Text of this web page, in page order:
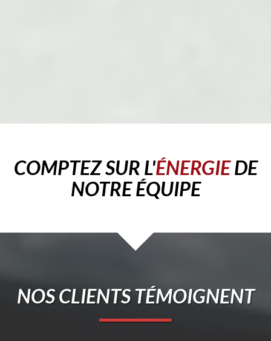
COMPTEZ SUR L'ÉNERGIEDE
NOTRE ÉQUIPE
NOS CLIENTS TÉMOIGNENT